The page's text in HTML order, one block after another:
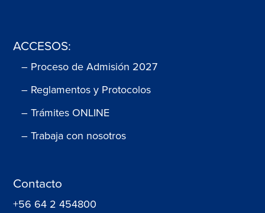
ACCESOS:
– Proceso de Admisión 2027
– Reglamentos y Protocolos
– Trámites ONLINE
– Trabaja con nosotros
Contacto
+56 64 2 454800